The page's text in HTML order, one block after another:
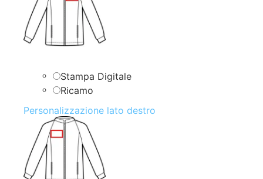
Stampa Digitale
Ricamo
Personalizzazione lato destro